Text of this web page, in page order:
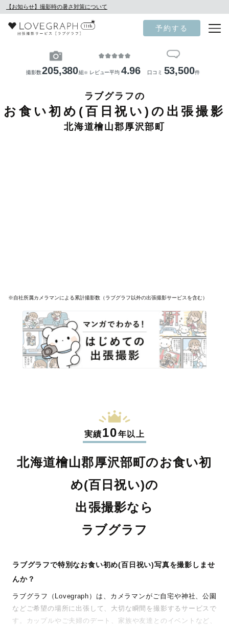
【お知らせ】撮影時の暑さ対策について
予約する
撮影数205,380組 ※ レビュー平均 4.96 口コミ 53,500件
ラブグラフの
お食い初め(百日祝い)の出張撮影
北海道檜山郡厚沢部町
※自社所属カメラマンによる累計撮影数（ラブグラフ以外の出張撮影サービスを含む）
実績10年以上
北海道檜山郡厚沢部町のお食い初
め(百日祝い)の
出張撮影なら
ラブグラフ
ラブグラフで特別なお食い初め(百日祝い)写真を撮影しませ
んか？
ラブグラフ（Lovegraph）は、カメラマンがご自宅や神社、公園
などご希望の場所に出張して、大切な瞬間を撮影するサービスで
す。カップルやご夫婦のデート、家族や友達とのイベントなど、